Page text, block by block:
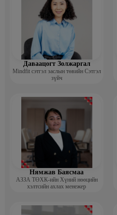
Даваацогт Золжаргал
Mindfit сэтгэл заслын төвийн Сэтгэл
зүйч
Нямжав Баясмаа
АЗЗА ТӨХК-ийн Хүний нөөцийн
хэлтсийн ахлах менежер